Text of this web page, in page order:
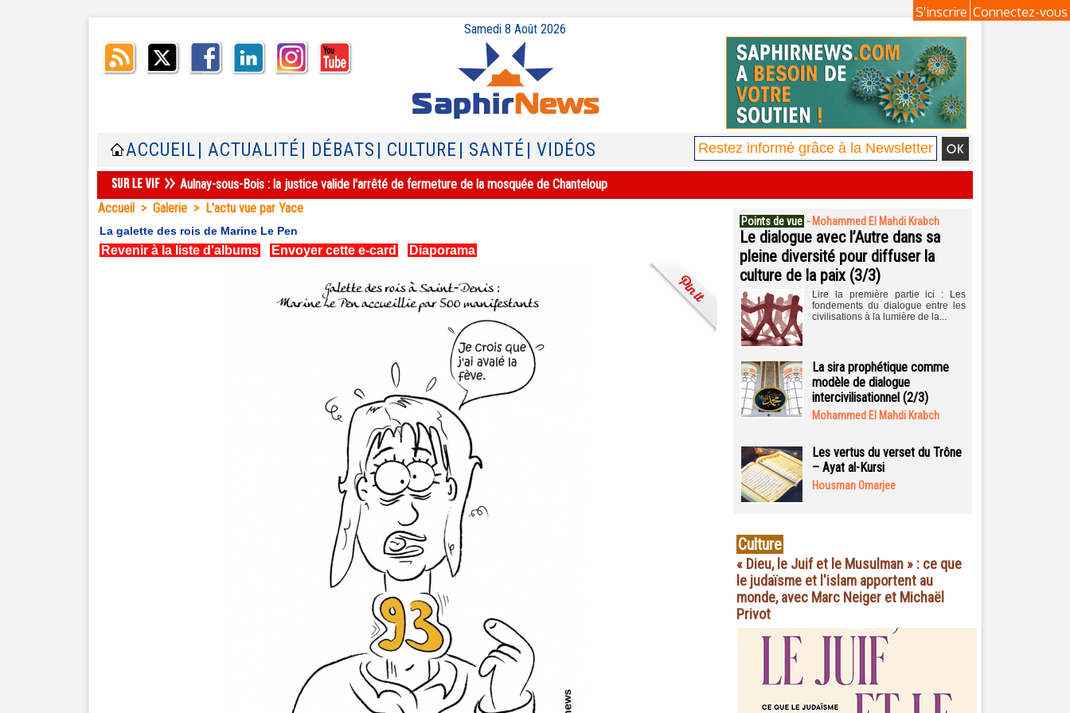
Connectez-vous
S'inscrire
Samedi 8 Août 2026
ACCUEIL | ACTUALITÉ | DÉBATS | CULTURE | SANTÉ | VIDÉOS
Aulnay-sous-Bois : la justice valide l'arrêté de fermeture de la mosquée de Chanteloup
Accueil > Galerie > L'actu vue par Yace
La galette des rois de Marine Le Pen
Revenir à la liste d'albums Envoyer cette e-card Diaporama
Points de vue - Mohammed El Mahdi Krabch
Le dialogue avec l’Autre dans sa
pleine diversité pour diffuser la
culture de la paix (3/3)
Lire la première partie ici : Les
fondements du dialogue entre les
civilisations à la lumière de la...
La sira prophétique comme
modèle de dialogue
intercivilisationnel (2/3)
Mohammed El Mahdi Krabch
Les vertus du verset du Trône
– Ayat al-Kursi
Housman Omarjee
Culture
« Dieu, le Juif et le Musulman » : ce que
le judaïsme et l'islam apportent au
monde, avec Marc Neiger et Michaël
Privot